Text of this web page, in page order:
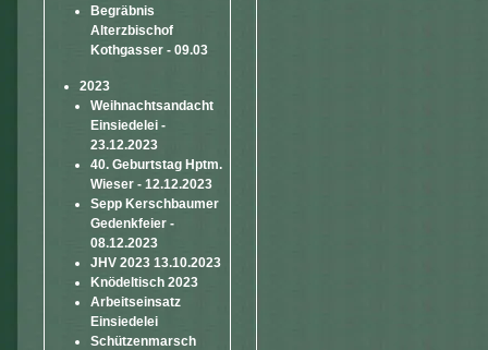
Begräbnis
Alterzbischof
Kothgasser - 09.03
2023
Weihnachtsandacht
Einsiedelei -
23.12.2023
40. Geburtstag Hptm.
Wieser - 12.12.2023
Sepp Kerschbaumer
Gedenkfeier -
08.12.2023
JHV 2023 13.10.2023
Knödeltisch 2023
Arbeitseinsatz
Einsiedelei
Schützenmarsch